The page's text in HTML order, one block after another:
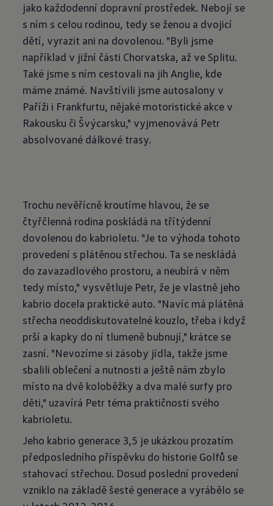
jako každodenní dopravní prostředek. Nebojí se
s ním s celou rodinou, tedy se ženou a dvojicí
dětí, vyrazit ani na dovolenou. "Byli jsme
například v jižní části Chorvatska, až ve Splitu.
Také jsme s ním cestovali na jih Anglie, kde
máme známé. Navštívili jsme autosalony v
Paříži i Frankfurtu, nějaké motoristické akce v
Rakousku či Švýcarsku," vyjmenovává Petr
absolvované dálkové trasy.
Trochu nevěřícně kroutíme hlavou, že se
čtyřčlenná rodina poskládá na třítýdenní
dovolenou do kabrioletu. "Je to výhoda tohoto
provedení s plátěnou střechou. Ta se neskládá
do zavazadlového prostoru, a neubírá v něm
tedy místo," vysvětluje Petr, že je vlastně jeho
kabrio docela praktické auto. "Navíc má plátěná
střecha neoddiskutovatelné kouzlo, třeba i když
prší a kapky do ní tlumeně bubnují," krátce se
zasní. "Nevozíme si zásoby jídla, takže jsme
sbalili oblečení a nutnosti a ještě nám zbylo
místo na dvě koloběžky a dva malé surfy pro
děti," uzavírá Petr téma praktičnosti svého
kabrioletu.
Jeho kabrio generace 3,5 je ukázkou prozatím
předposledního příspěvku do historie Golfů se
stahovací střechou. Dosud poslední provedení
vzniklo na základě šesté generace a vyrábělo se